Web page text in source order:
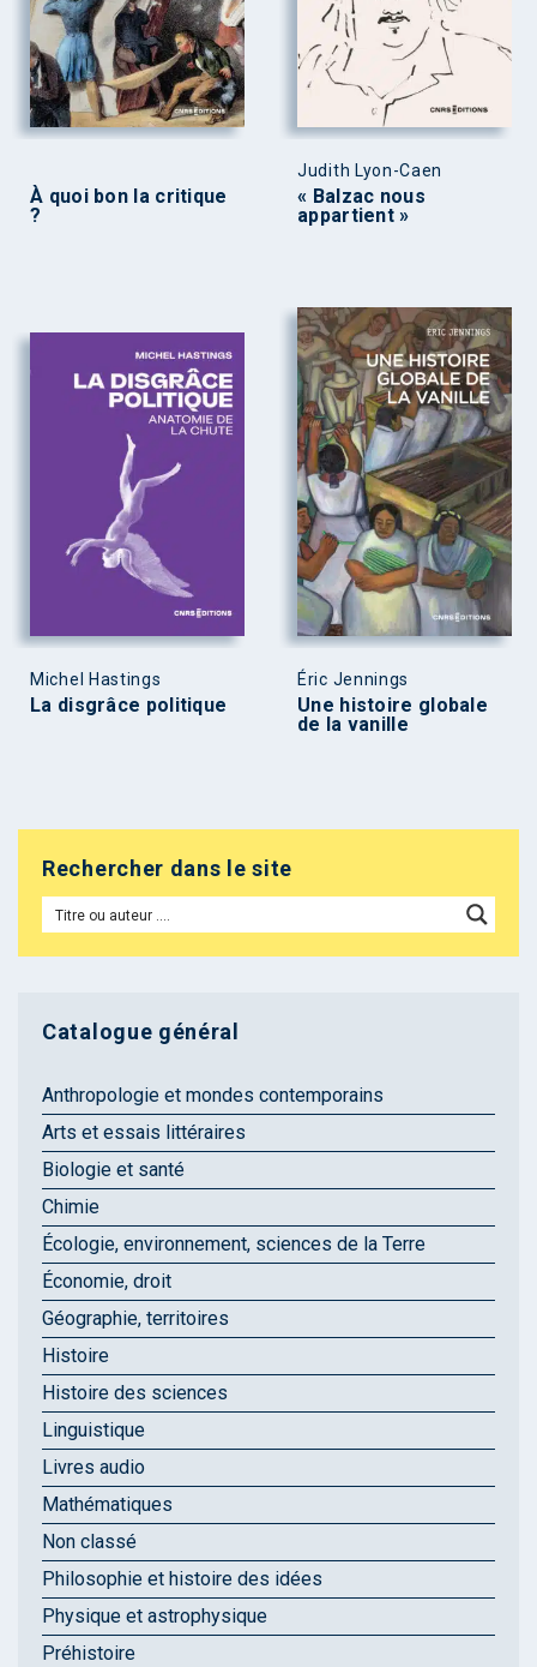
À quoi bon la critique
?
Judith Lyon-Caen
« Balzac nous
appartient »
Michel Hastings
La disgrâce politique
Éric Jennings
Une histoire globale
de la vanille
Rechercher dans le site
Catalogue général
Anthropologie et mondes contemporains
Arts et essais littéraires
Biologie et santé
Chimie
Écologie, environnement, sciences de la Terre
Économie, droit
Géographie, territoires
Histoire
Histoire des sciences
Linguistique
Livres audio
Mathématiques
Non classé
Philosophie et histoire des idées
Physique et astrophysique
Préhistoire